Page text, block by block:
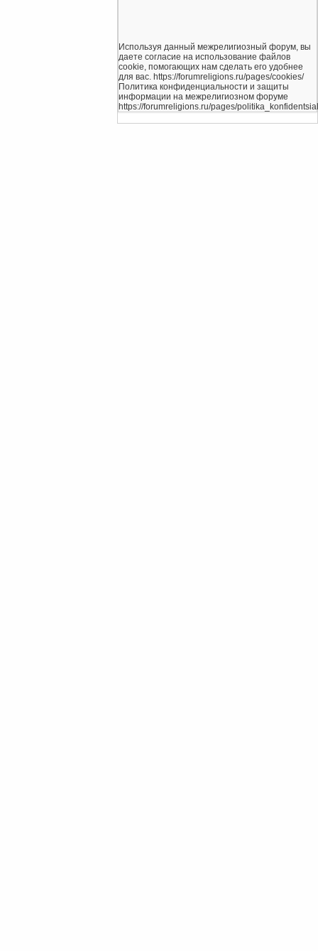
Используя данный межрелигиозный форум, вы
даете согласие на использование файлов
cookie, помогающих нам сделать его удобнее
для вас. https://forumreligions.ru/pages/cookies/
Политика конфиденциальности и защиты
информации на межрелигиозном форуме
https://forumreligions.ru/pages/